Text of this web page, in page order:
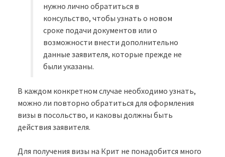
нужно лично обратиться в
консульство, чтобы узнать о новом
сроке подачи документов или о
возможности внести дополнительно
данные заявителя, которые прежде не
были указаны.
В каждом конкретном случае необходимо узнать,
можно ли повторно обратиться для оформления
визы в посольство, и каковы должны быть
действия заявителя.
Для получения визы на Крит не понадобится много